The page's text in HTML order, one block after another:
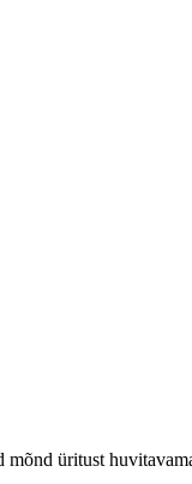
üritust